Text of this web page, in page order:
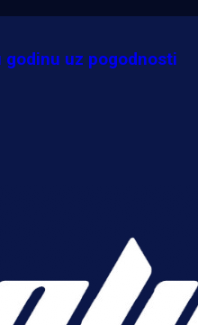
uz pogodnosti